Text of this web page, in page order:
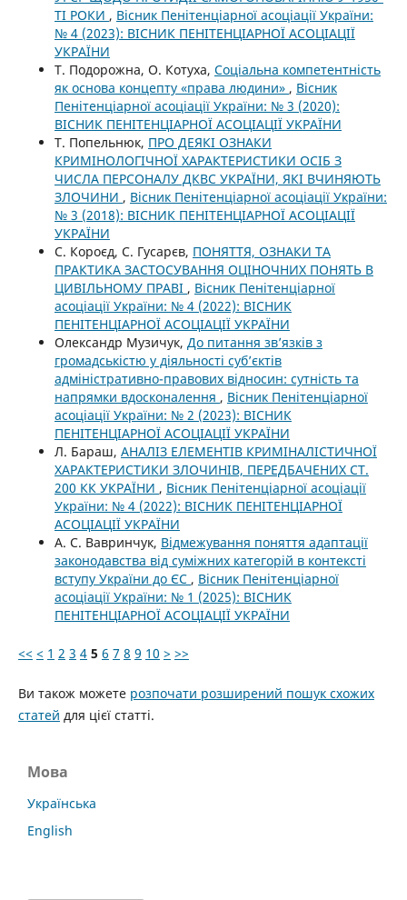
ТІ РОКИ , Вісник Пенітенціарної асоціації України:
№ 4 (2023): ВІСНИК ПЕНІТЕНЦІАРНОЇ АСОЦІАЦІЇ
УКРАЇНИ
Т. Подорожна, О. Котуха, Соціальна компетентність
як основа концепту «права людини» , Вісник
Пенітенціарної асоціації України: № 3 (2020):
ВІСНИК ПЕНІТЕНЦІАРНОЇ АСОЦІАЦІЇ УКРАЇНИ
Т. Попельнюк, ПРО ДЕЯКІ ОЗНАКИ
КРИМІНОЛОГІЧНОЇ ХАРАКТЕРИСТИКИ ОСІБ З
ЧИСЛА ПЕРСОНАЛУ ДКВС УКРАЇНИ, ЯКІ ВЧИНЯЮТЬ
ЗЛОЧИНИ , Вісник Пенітенціарної асоціації України:
№ 3 (2018): ВІСНИК ПЕНІТЕНЦІАРНОЇ АСОЦІАЦІЇ
УКРАЇНИ
С. Короєд, С. Гусарєв, ПОНЯТТЯ, ОЗНАКИ ТА
ПРАКТИКА ЗАСТОСУВАННЯ ОЦІНОЧНИХ ПОНЯТЬ В
ЦИВІЛЬНОМУ ПРАВІ , Вісник Пенітенціарної
асоціації України: № 4 (2022): ВІСНИК
ПЕНІТЕНЦІАРНОЇ АСОЦІАЦІЇ УКРАЇНИ
Олександр Музичук, До питання зв’язків з
громадськістю у діяльності суб’єктів
адміністративно-правових відносин: сутність та
напрямки вдосконалення , Вісник Пенітенціарної
асоціації України: № 2 (2023): ВІСНИК
ПЕНІТЕНЦІАРНОЇ АСОЦІАЦІЇ УКРАЇНИ
Л. Бараш, АНАЛІЗ ЕЛЕМЕНТІВ КРИМІНАЛІСТИЧНОЇ
ХАРАКТЕРИСТИКИ ЗЛОЧИНІВ, ПЕРЕДБАЧЕНИХ СТ.
200 КК УКРАЇНИ , Вісник Пенітенціарної асоціації
України: № 4 (2022): ВІСНИК ПЕНІТЕНЦІАРНОЇ
АСОЦІАЦІЇ УКРАЇНИ
А. С. Вавринчук, Відмежування поняття адаптації
законодавства від суміжних категорій в контексті
вступу України до ЄС , Вісник Пенітенціарної
асоціації України: № 1 (2025): ВІСНИК
ПЕНІТЕНЦІАРНОЇ АСОЦІАЦІЇ УКРАЇНИ
<< < 1 2 3 4 5 6 7 8 9 10 > >>
Ви також можете розпочати розширений пошук схожих
статей для цієї статті.
Мова
Українська
English